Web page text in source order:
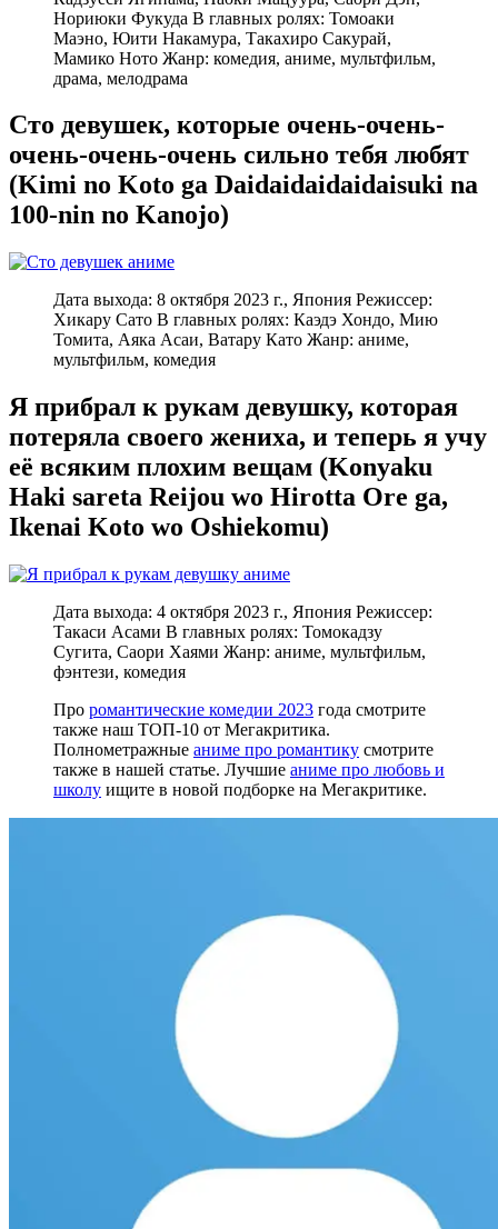
Нориюки Фукуда В главных ролях: Томоаки
Маэно, Юити Накамура, Такахиро Сакурай,
Мамико Ното Жанр: комедия, аниме, мультфильм,
драма, мелодрама
Сто девушек, которые очень-очень-
очень-очень-очень сильно тебя любят
(Kimi no Koto ga Daidaidaidaidaisuki na
100-nin no Kanojo)
Дата выхода: 8 октября 2023 г., Япония Режиссер:
Хикару Сато В главных ролях: Каэдэ Хондо, Мию
Томита, Аяка Асаи, Ватару Като Жанр: аниме,
мультфильм, комедия
Я прибрал к рукам девушку, которая
потеряла своего жениха, и теперь я учу
её всяким плохим вещам (Konyaku
Haki sareta Reijou wo Hirotta Ore ga,
Ikenai Koto wo Oshiekomu)
Дата выхода: 4 октября 2023 г., Япония Режиссер:
Такаси Асами В главных ролях: Томокадзу
Сугита, Саори Хаями Жанр: аниме, мультфильм,
фэнтези, комедия
Про романтические комедии 2023 года смотрите
также наш ТОП-10 от Мегакритика.
Полнометражные аниме про романтику смотрите
также в нашей статье. Лучшие аниме про любовь и
школу ищите в новой подборке на Мегакритике.